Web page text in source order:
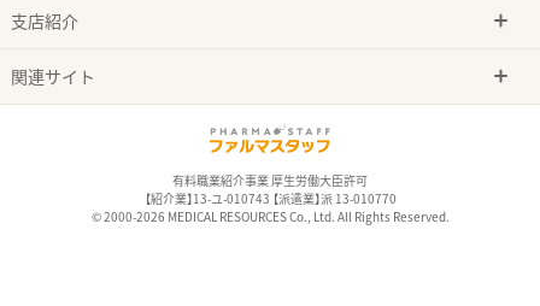
支店紹介
関連サイト
有料職業紹介事業 厚生労働大臣許可
【紹介業】13-ユ-010743 【派遣業】派 13-010770
© 2000-2026 MEDICAL RESOURCES Co., Ltd. All Rights Reserved.